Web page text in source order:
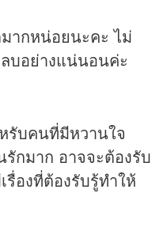
ากหน่อยนะคะ ไม่
บอย่างแน่นอนค่ะ
รับคนที่มีหวานใจ
กมาก อาจจะต้องรับ
องที่ต้องรับรู้ทำให้